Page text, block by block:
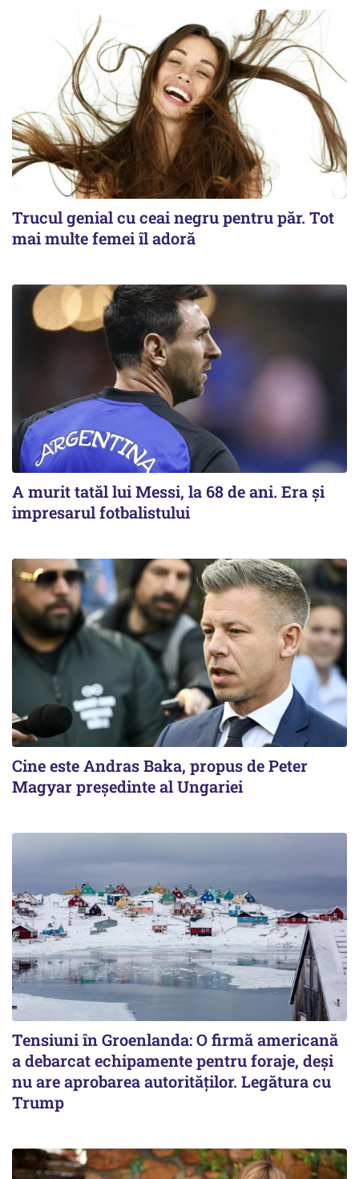
Trucul genial cu ceai negru pentru păr. Tot
mai multe femei îl adoră
A murit tatăl lui Messi, la 68 de ani. Era și
impresarul fotbalistului
Cine este Andras Baka, propus de Peter
Magyar președinte al Ungariei
Tensiuni în Groenlanda: O firmă americană
a debarcat echipamente pentru foraje, deși
nu are aprobarea autorităților. Legătura cu
Trump